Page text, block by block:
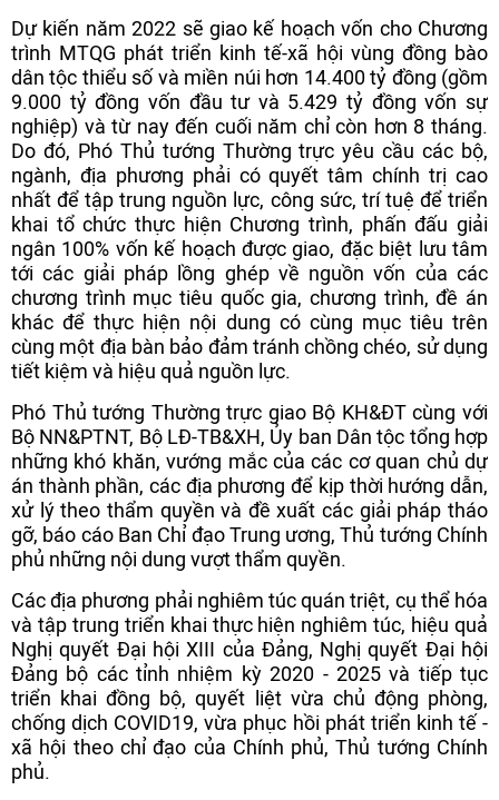
Dự kiến năm 2022 sẽ giao kế hoạch vốn cho Chương
trình MTQG phát triển kinh tế-xã hội vùng đồng bào
dân tộc thiểu số và miền núi hơn 14.400 tỷ đồng (gồm
9.000 tỷ đồng vốn đầu tư và 5.429 tỷ đồng vốn sự
nghiệp) và từ nay đến cuối năm chỉ còn hơn 8 tháng.
Do đó, Phó Thủ tướng Thường trực yêu cầu các bộ,
ngành, địa phương phải có quyết tâm chính trị cao
nhất để tập trung nguồn lực, công sức, trí tuệ để triển
khai tổ chức thực hiện Chương trình, phấn đấu giải
ngân 100% vốn kế hoạch được giao, đặc biệt lưu tâm
tới các giải pháp lồng ghép về nguồn vốn của các
chương trình mục tiêu quốc gia, chương trình, đề án
khác để thực hiện nội dung có cùng mục tiêu trên
cùng một địa bàn bảo đảm tránh chồng chéo, sử dụng
tiết kiệm và hiệu quả nguồn lực.
Phó Thủ tướng Thường trực giao Bộ KH&ĐT cùng với
Bộ NN&PTNT, Bộ LĐ-TB&XH, Ủy ban Dân tộc tổng hợp
những khó khăn, vướng mắc của các cơ quan chủ dự
án thành phần, các địa phương để kịp thời hướng dẫn,
xử lý theo thẩm quyền và đề xuất các giải pháp tháo
gỡ, báo cáo Ban Chỉ đạo Trung ương, Thủ tướng Chính
phủ những nội dung vượt thẩm quyền.
Các địa phương phải nghiêm túc quán triệt, cụ thể hóa
và tập trung triển khai thực hiện nghiêm túc, hiệu quả
Nghị quyết Đại hội XIII của Đảng, Nghị quyết Đại hội
Đảng bộ các tỉnh nhiệm kỳ 2020 - 2025 và tiếp tục
triển khai đồng bộ, quyết liệt vừa chủ động phòng,
chống dịch COVID19, vừa phục hồi phát triển kinh tế -
xã hội theo chỉ đạo của Chính phủ, Thủ tướng Chính
phủ.